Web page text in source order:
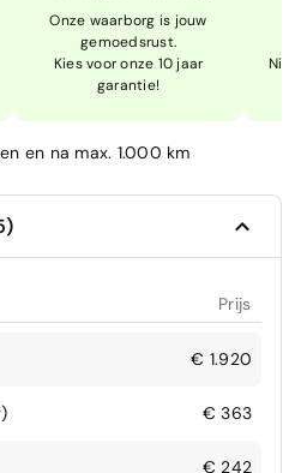
Onze waarborg is jouw
gemoedsrust.
Kies voor onze 10 jaar
garantie!
Niet
en na max. 1.000 km
Prijs
€ 1.920
€ 363
€ 242